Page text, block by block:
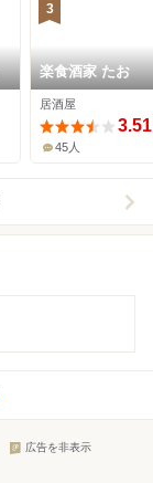
3
楽食酒家 たお
居酒屋
3.51
45人
広告を非表示